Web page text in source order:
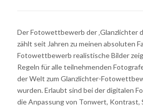
Der Fotowettbewerb der ‚Glanzlichter
zählt seit Jahren zu meinen absoluten
Fotowettbewerb realistische Bilder
Regeln für alle teilnehmenden
der Welt zum Glanzlichter-
wurden. Erlaubt sind bei der digitalen
die Anpassung von Tonwert, Kontrast,